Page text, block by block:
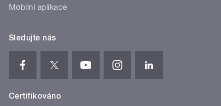
Mobilní aplikace
Sledujte nás
Certifikováno